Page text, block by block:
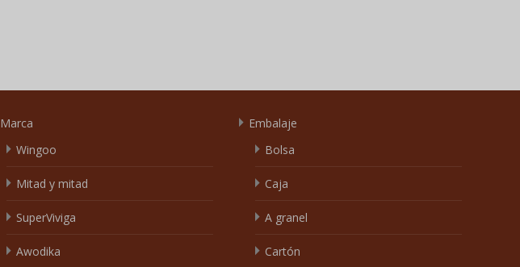
Marca
Wingoo
Mitad y mitad
SuperViviga
Awodika
Embalaje
Bolsa
Caja
A granel
Cartón